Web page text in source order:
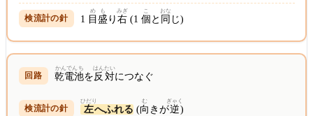
1 目盛
めも
り右
みぎ
(1個
こ
と 同
おな
じ)
乾電池
かんでんち
を反対
はんたい
につなぐ
左
ひだり
へふれる (向
む
きが逆
ぎゃく
)